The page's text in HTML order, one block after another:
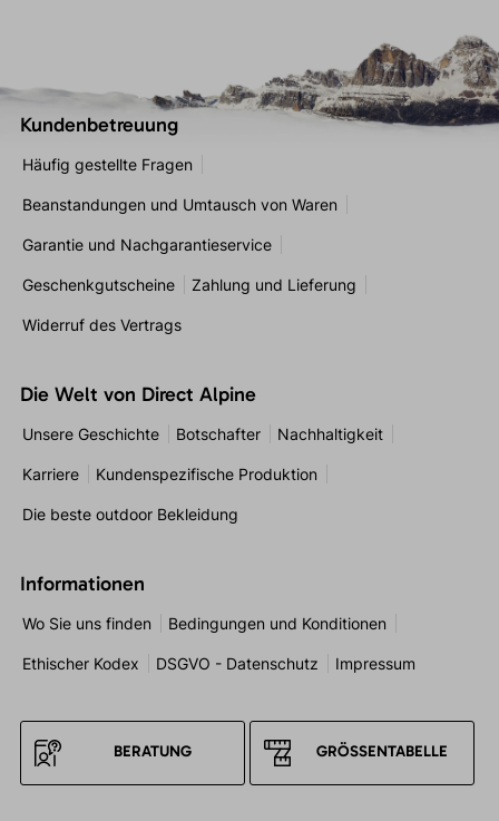
Kundenbetreuung
Häufig gestellte Fragen
Beanstandungen und Umtausch von Waren
Garantie und Nachgarantieservice
Geschenkgutscheine Zahlung und Lieferung
Widerruf des Vertrags
Die Welt von Direct Alpine
Unsere Geschichte Botschafter Nachhaltigkeit
Karriere Kundenspezifische Produktion
Die beste outdoor Bekleidung
Informationen
Wo Sie uns finden Bedingungen und Konditionen
Ethischer Kodex DSGVO - Datenschutz Impressum
BERATUNG GRÖSSENTABELLE